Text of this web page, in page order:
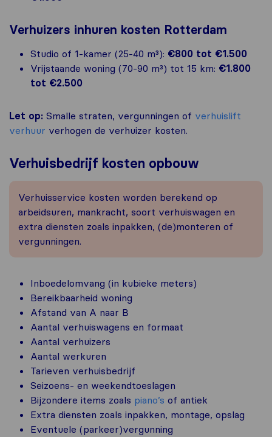
Verhuizers inhuren kosten Rotterdam
Studio of 1-kamer (25-40 m³): €800 tot €1.500
Vrijstaande woning (70-90 m³) tot 15 km: €1.800
tot €2.500
Let op: Smalle straten, vergunningen of verhuislift
verhuur verhogen de verhuizer kosten.
Verhuisbedrijf kosten opbouw
Verhuisservice kosten worden berekend op
arbeidsuren, mankracht, soort verhuiswagen en
extra diensten zoals inpakken, (de)monteren of
vergunningen.
Inboedelomvang (in kubieke meters)
Bereikbaarheid woning
Afstand van A naar B
Aantal verhuiswagens en formaat
Aantal verhuizers
Aantal werkuren
Tarieven verhuisbedrijf
Seizoens- en weekendtoeslagen
Bijzondere items zoals piano’s of antiek
Extra diensten zoals inpakken, montage, opslag
Eventuele (parkeer)vergunning